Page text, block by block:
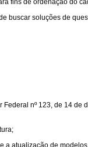
fins de ordenação do
buscar soluções de
nº 123, de 14 de
a atualização de